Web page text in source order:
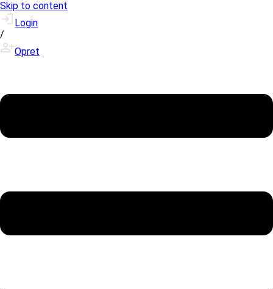
Skip to content
Login
/
Opret